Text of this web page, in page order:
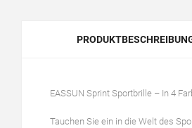
EASSUN Sprint Sportbrille – In 4
Tauchen Sie ein in die Welt des